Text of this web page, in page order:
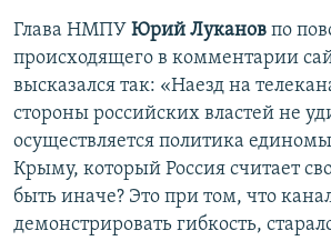
Глава НМПУ Юрий Луканов по
происходящего в комментарии
высказался так: «Наезд на
стороны российских властей не
осуществляется политика
Крыму, который Россия считает
быть иначе? Это при том, что
демонстрировать гибкость,